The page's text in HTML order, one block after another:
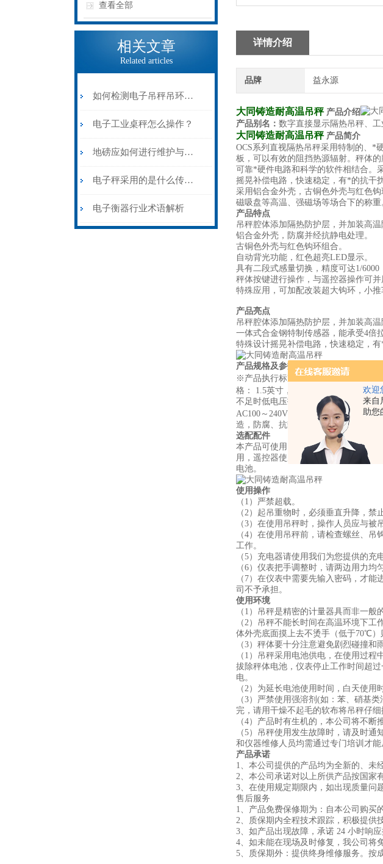
欢迎
来自
助您
查看全部
相关文章
Related articles
​如何检测电子吊秤吊环的拉力？
电子工业桌秤怎么操作？
地磅应如何进行维护与保养？
电子秤采用的是什么传感器及更换方法？
电子衡器行业术语解析
详情介绍
品牌 益永源
大同铸造耐高温吊秤 产品介绍
产品别名： 数字直接显示隔热吊秤、工
大同铸造耐高温吊秤产品简介
OCS系列直视隔热吊秤采用特制的、*
板，可以有效的阻挡热源辐射。秤体
可靠*硬件电路和科学的软件相结合。
摇晃补偿电路，快速稳定，有*的抗干
采用铝合金外壳，古铜色外壳与红色
磁吸盘等高温、强磁场等场合下的称
产品特点
吊秤腔体添加隔热防护层，并加装高
铝合金外壳，防腐并经抗静电处理。
古铜色外壳与红色钩环组合。
自动背光功能，红色超亮LED显示。
具有二段式感量切换，精度可达1/6000
秤体按键进行操作，与遥控器操作可并
特殊应用，可加配改装超大钩环，小推
产品亮点
吊秤腔体添加隔热防护层，并加装高
一体式合金钢特制传感器，能承受4倍
特殊设计摇晃补偿电路，快速稳定，有
产品规格及参数
※产品执行标准：GB/T 11883-2002
格： 1.5英寸，5位红色LED，字高
不足时低电压指示灯点亮 ※电 源：
AC100～240V，输出DC8.4V/
造，防腐、抗静电、重量轻 ※按 键：
选配配件
本产品可使用吊秤秤体按键进行操作
用，遥控器使用一节23A，12V的碳锌
电池。
使用操作
（1）严禁超载。
（2）起吊重物时，必须垂直升降，禁
（3）在使用吊秤时，操作人员应与被
（4）在使用吊秤前，请检查螺丝、
工作。
（5）充电器请使用我们为您提供的
（6）仪表把手调整时，请两边用力均
（7）在仪表中需要先输入密码，才
司不予承担。
使用环境
（1）吊秤是精密的计量器具而非一
（2）吊秤不能长时间在高温环境下
体外壳底面摸上去不烫手（低于70℃）
（3）秤体要十分注意避免剧烈碰撞
（1）吊秤采用电池供电，在使用过
拔除秤体电池，仪表停止工作时间超
电。
（2）为延长电池使用时间，白天使用
（3）严禁使用强溶剂(如：苯、硝基
完，请用干燥不起毛的软布将吊秤仔
（4）产品时有生机的，本公司将不断
（5）吊秤使用发生故障时，请及时
和仪器维修人员均需通过专门培训才能
产品承诺
1、本公司提供的产品均为全新的、未
2、本公司承诺对以上所供产品按国家
3、在使用规定期限内，如出现质量问
售后服务
1、产品免费保修期为：自本公司购买
2、质保期内全程技术跟踪，
3、如产品出现故障，承诺 24 小时响
4、如未能在现场及时修复，我公司将
5、质保期外：提供终身维修服务。按